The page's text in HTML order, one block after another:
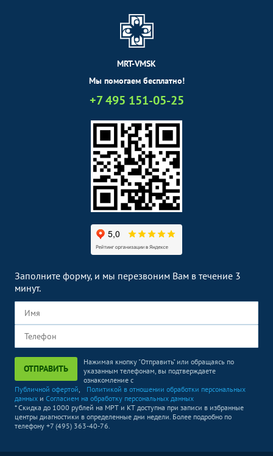
MRT-VMSK
Мы помогаем бесплатно!
+7 495 151-05-25
Заполните форму, и мы перезвоним Вам в течение 3
минут.
ОТПРАВИТЬ
Нажимая кнопку "Отправить" или обращаясь по
указанным телефонам, вы подтверждаете
ознакомление с
Публичной офертой,
Политикой в отношении обработки персональных
данных и Согласием на обработку персональных данных
* Скидка до 1000 рублей на МРТ и КТ доступна при записи в избранные
центры диагностики в определенные дни недели. Более подробно по
телефону +7 (495) 363-40-76.